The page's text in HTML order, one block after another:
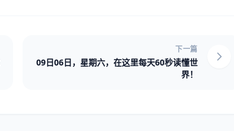
下一篇
09日06日，星期六，在这里每天60秒读懂世
界！